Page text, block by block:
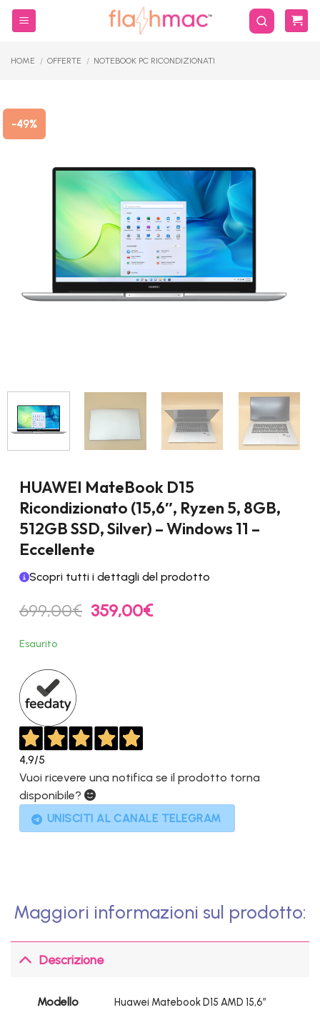
Salta
HOME / OFFERTE / NOTEBOOK PC RICONDIZIONATI
-49%
HUAWEI MateBook D15
Ricondizionato (15,6″, Ryzen 5, 8GB,
512GB SSD, Silver) – Windows 11 –
Eccellente
Scopri tutti i dettagli del prodotto
699,00€ Il
prezzo
359,00€Il
Esaurito
4,9/5
Vuoi ricevere una notifica se il prodotto torna
disponibile?
UNISCITI AL CANALE TELEGRAM
Maggiori informazioni sul prodotto:
Descrizione
Modello Huawei Matebook D15 AMD 15,6″